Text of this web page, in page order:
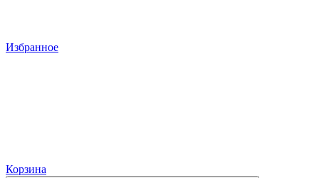
Избранное
Корзина